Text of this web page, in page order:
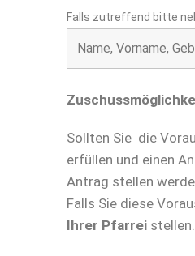
Falls zutreffend bitte
Sollten Sie die
erfüllen und einen
Antrag stellen
Falls Sie diese
Ihrer Pfarrei